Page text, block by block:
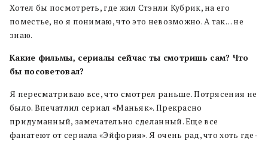
Хотел бы посмотреть, где жил Стэнли Кубрик, на его
поместье, но я понимаю, что это невозможно. А так… не
знаю.
Какие фильмы, сериалы сейчас ты смотришь сам? Что
бы посоветовал?
Я пересматриваю все, что смотрел раньше. Потрясения не
было. Впечатлил сериал «Маньяк». Прекрасно
придуманный, замечательно сделанный. Еще все
фанатеют от сериала «Эйфория». Я очень рад, что хоть где-